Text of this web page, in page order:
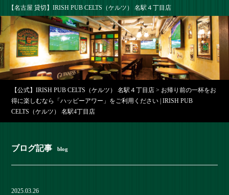
【名古屋 貸切】IRISH PUB CELTS（ケルツ） 名駅４丁目店
【公式】IRISH PUB CELTS（ケルツ） 名駅４丁目店 > お帰り前の一杯をお
得に楽しむなら「ハッピーアワー」をご利用ください | IRISH PUB
CELTS（ケルツ） 名駅4丁目店
ブログ記事 blog
2025.03.26